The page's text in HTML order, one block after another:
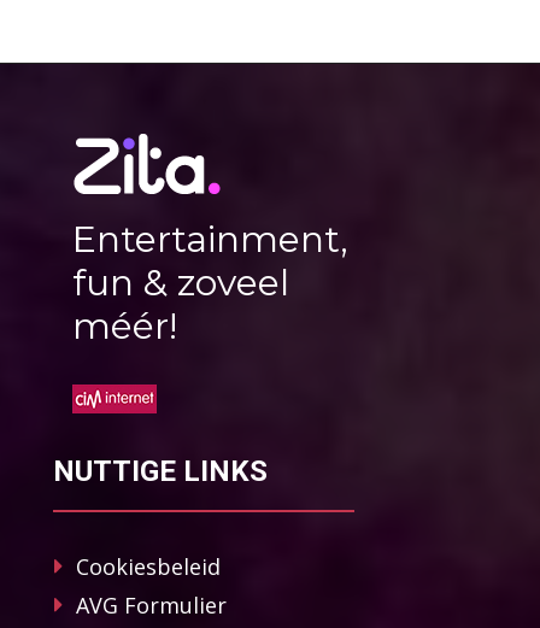
Entertainment,
fun & zoveel
méér!
NUTTIGE LINKS
Cookiesbeleid
AVG Formulier